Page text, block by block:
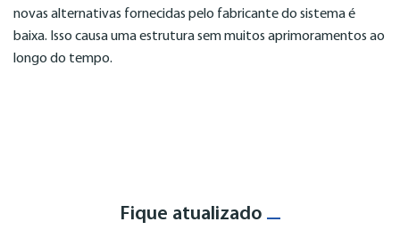
novas alternativas fornecidas pelo fabricante do sistema é
baixa. Isso causa uma estrutura sem muitos aprimoramentos ao
longo do tempo.
Fique atualizado